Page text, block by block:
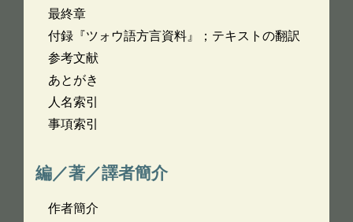
最終章
付録『ツォウ語方言資料』；テキストの翻訳
参考文献
あとがき
人名索引
事項索引
編／著／譯者簡介
作者簡介